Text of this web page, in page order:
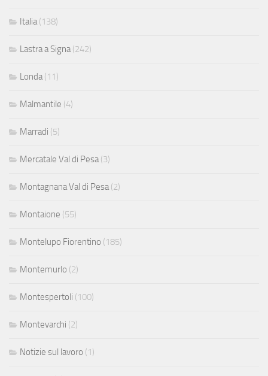
Italia(138)
Lastra a Signa(242)
Londa(11)
Malmantile (4)
Marradi (5)
Mercatale Val di Pesa(3)
Montagnana Val di Pesa(2)
Montaione (55)
Montelupo Fiorentino (185)
Montemurlo (2)
Montespertoli (100)
Montevarchi (2)
Notizie sul lavoro (1)